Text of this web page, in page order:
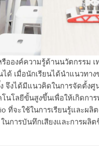
อองค์ความรู้ด้านนวัตกรรม
ด้ เมื่อนักเรียนได้นำแนวทาง
จึงได้มีแนวคิดในการจัดตั้ง
นโลยีขั้นสูงขึ้นเพื่อให้เกิดกา
ที่จะใช้ในการเรียนรู้และผ
นการบันทึกเสียงและการผลิ